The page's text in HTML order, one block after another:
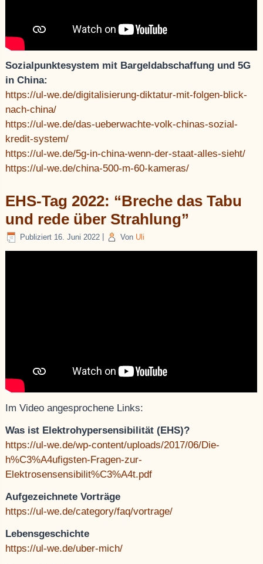
Sozialpunktesystem mit Bargeldabschaffung und 5G
in China:
https://ul-we.de/digitalisierung-diktatur-mit-folgen-blick-
nach-china/
https://ul-we.de/das-ueberwachte-volk-chinas-sozial-
kredit-system/
https://ul-we.de/5g-in-china-wenn-der-staat-alles-sieht/
https://ul-we.de/china-500-m-60-kameras/
EHS-Tag 2022: “Breche das Tabu
und rede über Strahlung”
Publiziert 16. Juni 2022 Von Uli
Im Video angesprochene Links:
Was ist Elektrohypersensibilität (EHS)?
https://ul-we.de/wp-content/uploads/2017/06/Die-
h%C3%A4ufigsten-Fragen-zur-
Elektrosensensibilit%C3%A4t.pdf
Aufgezeichnete Vorträge
https://ul-we.de/category/faq/vortrage/
Lebensgeschichte
https://ul-we.de/uber-mich/